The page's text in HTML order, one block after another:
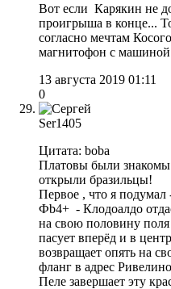
Вот если Карякин не
проигрыша в конце...
согласно мечтам
магнитофон с
13 августа 2019 01:11
0
Ser1405
Цитата: boba
Платовы были знакомы
открыли бразильцы!
Первое , что я
Фb4+ - Клодоалдо
на свою половину
пасует вперёд и в
возвращает опять на
фланг в адрес
Пеле завершает эту